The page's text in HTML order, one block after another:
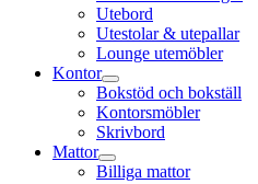
Utebord
Utestolar & utepallar
Lounge utemöbler
Kontor
Bokstöd och bokställ
Kontorsmöbler
Skrivbord
Mattor
Billiga mattor